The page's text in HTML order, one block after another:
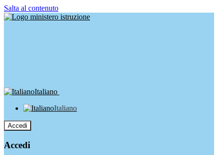
Salta al contenuto
Italiano
Italiano
Accedi
Accedi